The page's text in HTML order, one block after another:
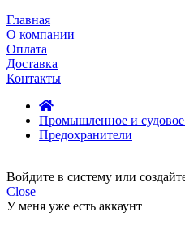
Главная
О компании
Оплата
Доставка
Контакты
Промышленное и судовое
Предохранители
Войдите в систему или
Close
У меня уже есть аккаунт